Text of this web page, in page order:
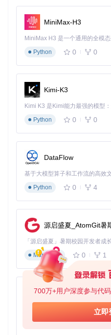
700万+用户深度参与代
立即
多场景适配：从网页到
💻 响应式网页字体最佳实践
针对不同设备优化字体加载策
/* 基础字体定义 */
@font-face
font-family: 'Source
font-weight: 400
font-style: normal;
font-display: swap; /*
@media (min-resolution:
@font-face {
src: url('SubsetTTF/
font-weight: 400;
font-style
font-display : swap;
  }
📱 移动端字体优化策略
移动设备需特别注意字体渲染
采用unicode-range属性按
针对iOS和Android分别优化
配合媒体查询在小屏幕使用
📄 印刷出版专业配置
MiniMax-H3
Python
0 0
Kimi-K3
Python
0 0
DataFlow
基于大模型算子和工作流的高效
Python
0 4
源启盛夏_AtomGit暑
Markdown
0 1
py-xiaozhi
Python
0 1